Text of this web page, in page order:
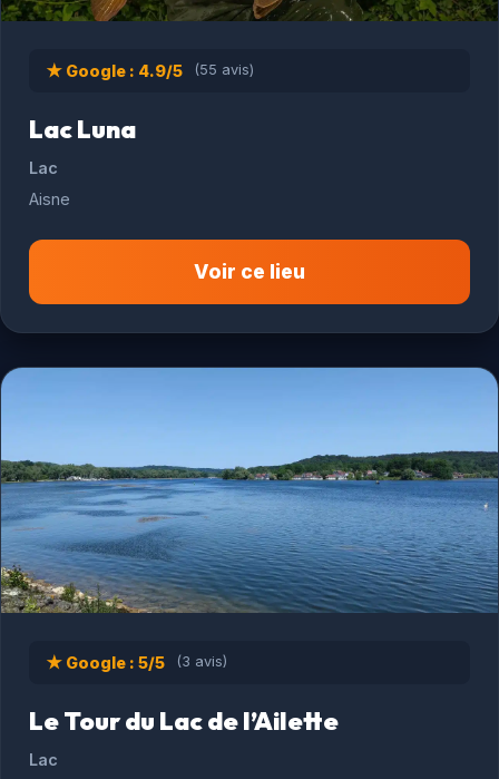
★ Google : 4.9/5 (55 avis)
Lac Luna
Lac
Aisne
Voir ce lieu
★ Google : 5/5 (3 avis)
Le Tour du Lac de l’Ailette
Lac